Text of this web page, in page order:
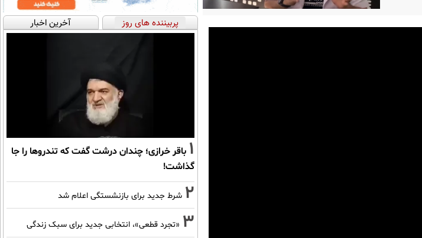
پربیننده های روز آخرین اخبار
1 باقر خرازی؛ چندان درشت گفت که تندروها را جا
گذاشت!
2 شرط جدید برای بازنشستگی اعلام شد
3 «تجرد قطعی»، انتخابی جدید برای سبک زندگی